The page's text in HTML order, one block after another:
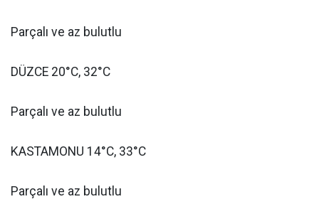
Parçalı ve az bulutlu
DÜZCE 20°C, 32°C
Parçalı ve az bulutlu
KASTAMONU 14°C, 33°C
Parçalı ve az bulutlu